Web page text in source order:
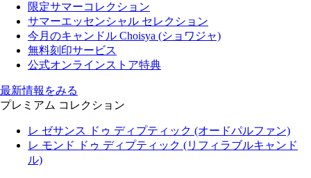
限定サマーコレクション
サマーエッセンシャル セレクション
今月のキャンドル Choisya (ショワジャ)
無料刻印サービス
公式オンラインストア特典
最新情報をみる
プレミアム コレクション
レ ゼサンス ドゥ ディプティック (オードパルファン)
レ モンド ドゥ ディプティック (リフィラブルキャンド
ル)